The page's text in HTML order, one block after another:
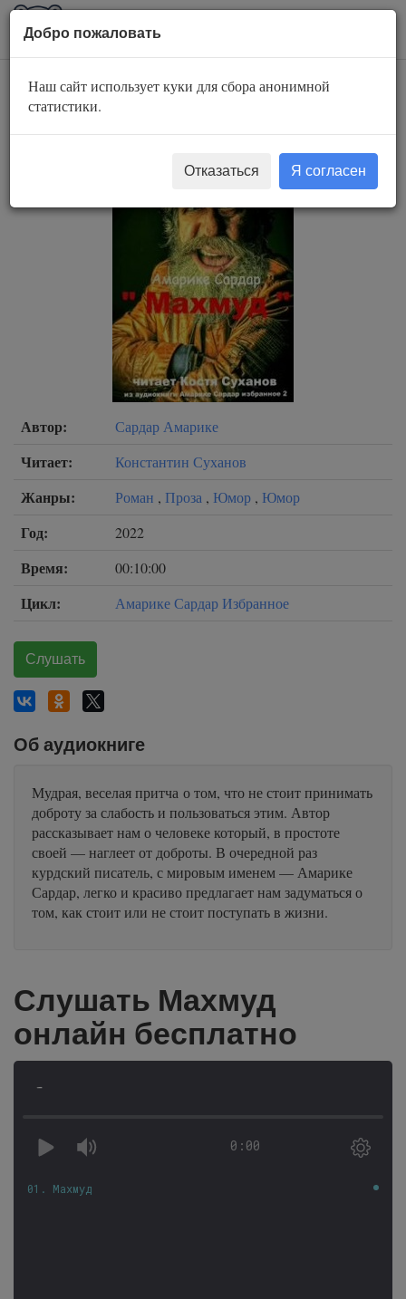
AuBook.org
Махмуд
Автор: Сардар Амарике
Читает: Константин Суханов
Жанры: Роман , Проза , Юмор , Юмор
Год: 2022
Время: 00:10:00
Цикл: Амарике Сардар Избранное
Слушать
Об аудиокниге
Мудрая, веселая притча о том, что не стоит принимать
доброту за слабость и пользоваться этим. Автор
рассказывает нам о человеке который, в простоте
своей — наглеет от доброты. В очередной раз
курдский писатель, с мировым именем — Амарике
Сардар, легко и красиво предлагает нам задуматься о
том, как стоит или не стоит поступать в жизни.
Слушать Махмуд
онлайн бесплатно
-
0:00
01. Махмуд
Добро пожаловать
Наш сайт использует куки для сбора анонимной
статистики.
Отказаться Я согласен